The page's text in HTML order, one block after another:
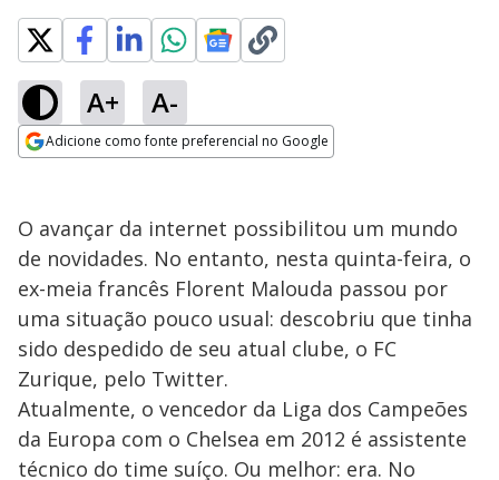
A+ A-
Adicione como fonte preferencial no Google
O avançar da internet possibilitou um mundo
de novidades. No entanto, nesta quinta-feira, o
ex-meia francês Florent Malouda passou por
uma situação pouco usual: descobriu que tinha
sido despedido de seu atual clube, o FC
Zurique, pelo Twitter.
Atualmente, o vencedor da Liga dos Campeões
da Europa com o Chelsea em 2012 é assistente
técnico do time suíço. Ou melhor: era. No